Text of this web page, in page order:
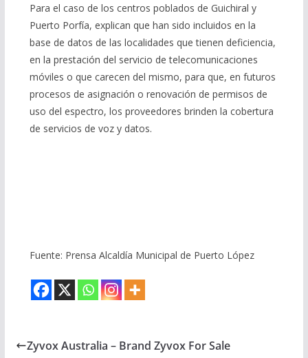
Para el caso de los centros poblados de Guichiral y
Puerto Porfía, explican que han sido incluidos en la
base de datos de las localidades que tienen deficiencia,
en la prestación del servicio de telecomunicaciones
móviles o que carecen del mismo, para que, en futuros
procesos de asignación o renovación de permisos de
uso del espectro, los proveedores brinden la cobertura
de servicios de voz y datos.
Fuente: Prensa Alcaldía Municipal de Puerto López
Zyvox Australia – Brand Zyvox For Sale